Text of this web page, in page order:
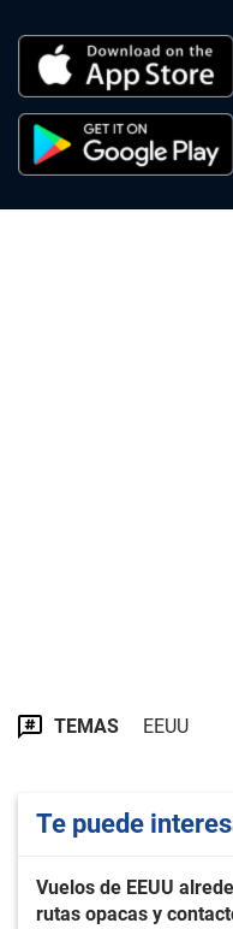
TEMAS EEUU
Te puede
Vuelos de EEUU
rutas opacas y